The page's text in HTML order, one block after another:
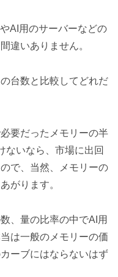
AI用のサーバーなどの
違いありません。
台数と比較してどれだ
要だったメモリーの半
ないなら、市場に出回
で、当然、メモリーの
がります。
、量の比率の中でAI用
は一般のメモリーの価
ーブにはならないはず